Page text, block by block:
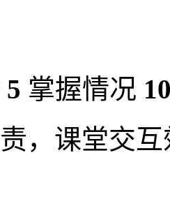
5 掌握情况
，课堂交